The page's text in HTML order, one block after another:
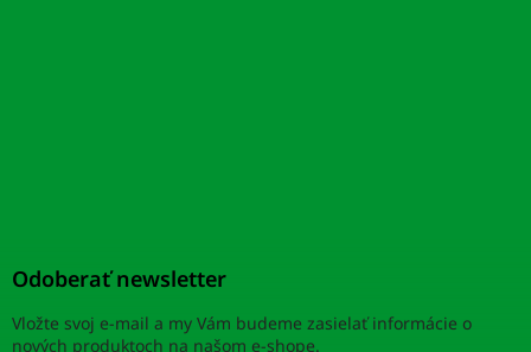
Odoberať newsletter
Vložte svoj e-mail a my Vám budeme zasielať informácie o
nových produktoch na našom e-shope.